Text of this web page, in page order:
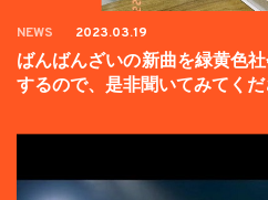
NEWS 2023.03.19
ばんばんざいの新曲を緑黄色
するので、是非聞いてみてくだ